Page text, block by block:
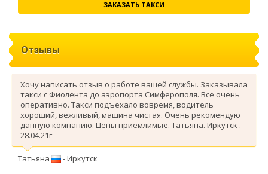
ЗАКАЗАТЬ ТАКСИ
Отзывы
Хочу написать отзыв о работе вашей службы. Заказывала
такси с Фиолента до аэропорта Симферополя. Все очень
оперативно. Такси подъехало вовремя, водитель
хороший, вежливый, машина чистая. Очень рекомендую
данную компанию. Цены приемлимые. Татьяна. Иркутск .
28.04.21г
Татьяна - Иркутск